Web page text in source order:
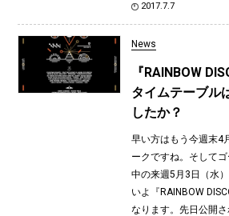
2017.7.7
News
『RAINBOW
タイムテーブル
したか？
早い方はもう今週末4
ークですね。そして
中の来週5月3日（水
いよ『RAINBOW
なります。先日公開